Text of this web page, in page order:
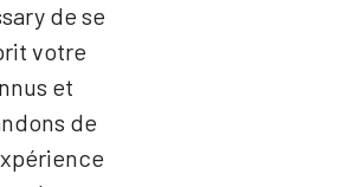
de se
votre
et
de